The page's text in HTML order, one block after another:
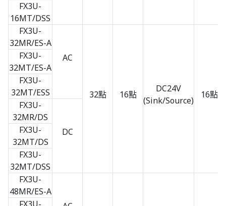
FX3U-
16MT/DSS
FX3U-
32MR/ES-A
AC
32點 16點
DC24V
(Sink/Source)
16點
FX3U-
32MT/ES-A
FX3U-
32MT/ESS
FX3U-
32MR/DS
DC
FX3U-
32MT/DS
FX3U-
32MT/DSS
FX3U-
48MR/ES-A